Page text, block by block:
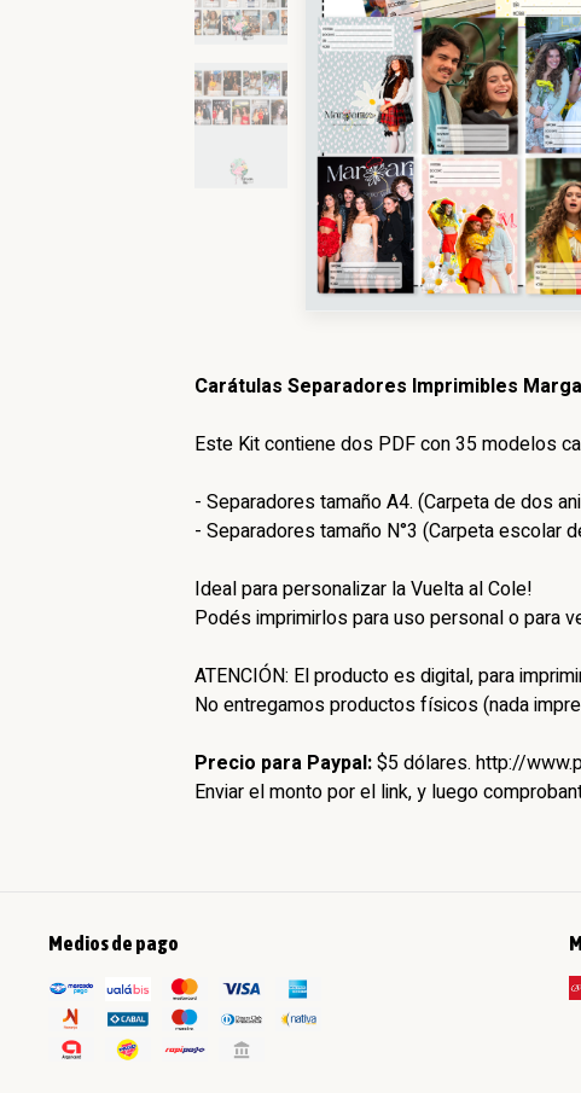
Carátulas Separadores Imprimibles
Este Kit contiene dos PDF con 35 modelos
- Separadores tamaño A4. (Carpeta de dos
- Separadores tamaño N°3 (Carpeta escolar
Ideal para personalizar la Vuelta al Cole!
Podés imprimirlos para uso personal o para
ATENCIÓN: El producto es digital, para
No entregamos productos físicos (nada
Precio para Paypal:$5 dólares. http://
Enviar el monto por el link, y luego
Medios de pago